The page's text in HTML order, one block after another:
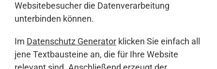
Websitebesucher die Datenverarbeitung
unterbinden können.
Im Datenschutz Generator klicken Sie einfach all
jene Textbausteine an, die für Ihre Website